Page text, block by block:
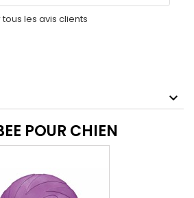
tous les avis clients
POUR CHIEN